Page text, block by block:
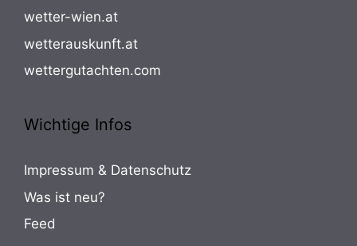
wetter-wien.at
wetterauskunft.at
wettergutachten.com
Wichtige Infos
Impressum & Datenschutz
Was ist neu?
Feed